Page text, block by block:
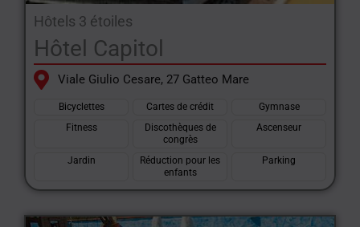
Hôtels 3 étoiles
Hôtel Capitol
Viale Giulio Cesare, 27 Gatteo Mare
Bicyclettes Cartes de crédit
Gymnase
Fitness
Discothèques de
congrès
Ascenseur
Jardin
Réduction pour les
enfants
Parking